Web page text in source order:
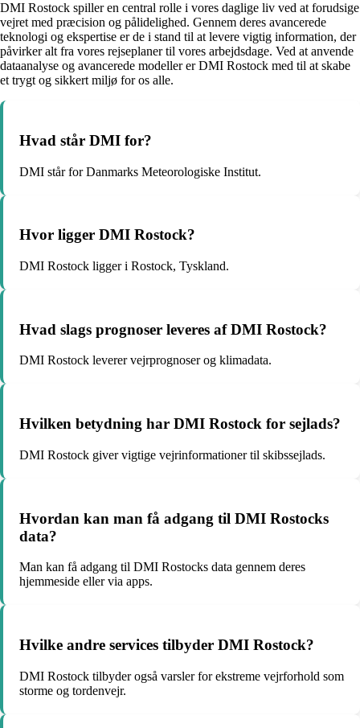
DMI Rostock spiller en central rolle i vores daglige liv ved at forudsige
vejret med præcision og pålidelighed. Gennem deres avancerede
teknologi og ekspertise er de i stand til at levere vigtig information, der
påvirker alt fra vores rejseplaner til vores arbejdsdage. Ved at anvende
dataanalyse og avancerede modeller er DMI Rostock med til at skabe
et trygt og sikkert miljø for os alle.
Hvad står DMI for?
DMI står for Danmarks Meteorologiske Institut.
Hvor ligger DMI Rostock?
DMI Rostock ligger i Rostock, Tyskland.
Hvad slags prognoser leveres af DMI Rostock?
DMI Rostock leverer vejrprognoser og klimadata.
Hvilken betydning har DMI Rostock for sejlads?
DMI Rostock giver vigtige vejrinformationer til skibssejlads.
Hvordan kan man få adgang til DMI Rostocks
data?
Man kan få adgang til DMI Rostocks data gennem deres
hjemmeside eller via apps.
Hvilke andre services tilbyder DMI Rostock?
DMI Rostock tilbyder også varsler for ekstreme vejrforhold som
storme og tordenvejr.